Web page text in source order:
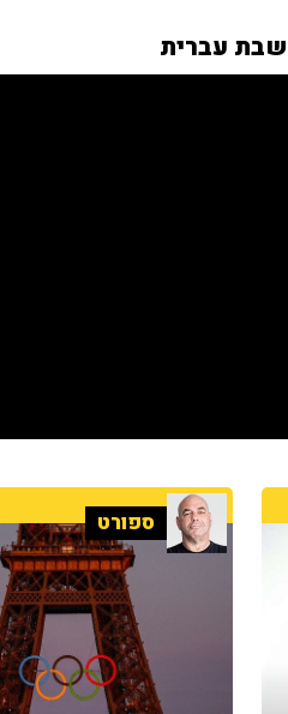
שבת עברית
ספורט